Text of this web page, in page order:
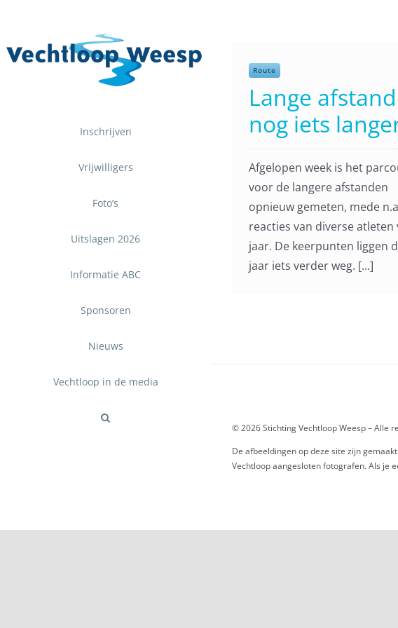
inhoud
Inschrijven
Vrijwilligers
Foto’s
Uitslagen 2026
Informatie ABC
Sponsoren
Nieuws
Vechtloop in de media
Route
Lange
nog iets
Afgelopen week is het
voor de langere afstanden
opnieuw gemeten, mede
reacties van diverse atleten
jaar. De keerpunten liggen
jaar iets verder weg. [...]
© 2026 Stichting Vechtloop Weesp – Alle
De afbeeldingen op deze site zijn
Vechtloop aangesloten fotografen. Als je